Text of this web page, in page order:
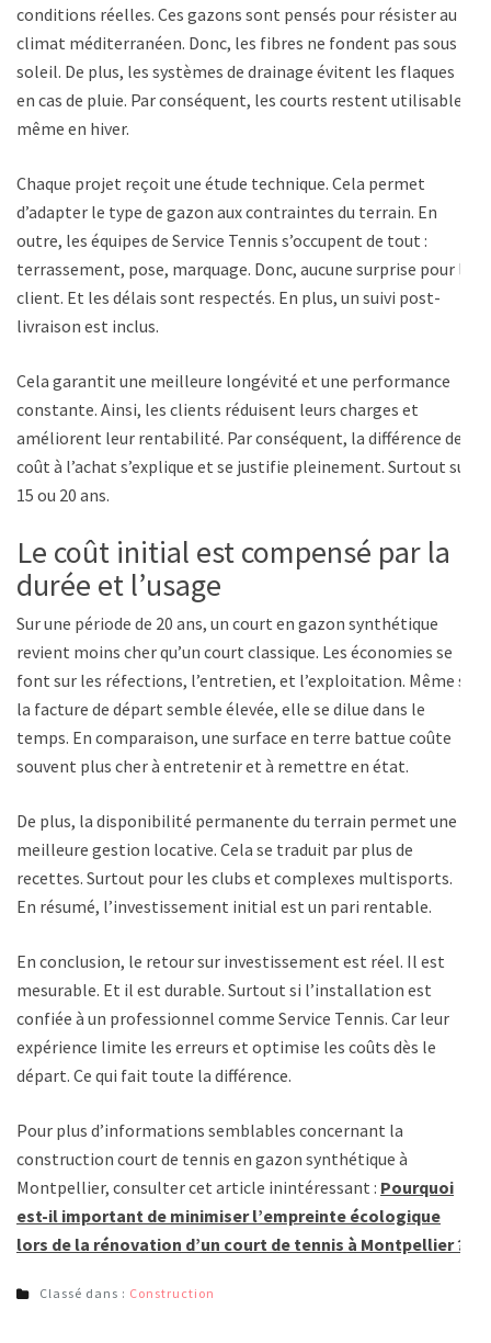
conditions réelles. Ces gazons sont pensés pour résister au
climat méditerranéen. Donc, les fibres ne fondent pas sous le
soleil. De plus, les systèmes de drainage évitent les flaques
en cas de pluie. Par conséquent, les courts restent utilisables
même en hiver.
Chaque projet reçoit une étude technique. Cela permet
d’adapter le type de gazon aux contraintes du terrain. En
outre, les équipes de Service Tennis s’occupent de tout :
terrassement, pose, marquage. Donc, aucune surprise pour le
client. Et les délais sont respectés. En plus, un suivi post-
livraison est inclus.
Cela garantit une meilleure longévité et une performance
constante. Ainsi, les clients réduisent leurs charges et
améliorent leur rentabilité. Par conséquent, la différence de
coût à l’achat s’explique et se justifie pleinement. Surtout sur
15 ou 20 ans.
Le coût initial est compensé par la
durée et l’usage
Sur une période de 20 ans, un court en gazon synthétique
revient moins cher qu’un court classique. Les économies se
font sur les réfections, l’entretien, et l’exploitation. Même si
la facture de départ semble élevée, elle se dilue dans le
temps. En comparaison, une surface en terre battue coûte
souvent plus cher à entretenir et à remettre en état.
De plus, la disponibilité permanente du terrain permet une
meilleure gestion locative. Cela se traduit par plus de
recettes. Surtout pour les clubs et complexes multisports.
En résumé, l’investissement initial est un pari rentable.
En conclusion, le retour sur investissement est réel. Il est
mesurable. Et il est durable. Surtout si l’installation est
confiée à un professionnel comme Service Tennis. Car leur
expérience limite les erreurs et optimise les coûts dès le
départ. Ce qui fait toute la différence.
Pour plus d’informations semblables concernant la
construction court de tennis en gazon synthétique à
Montpellier, consulter cet article inintéressant : Pourquoi
est-il important de minimiser l’empreinte écologique
lors de la rénovation d’un court de tennis à Montpellier ?
Classé dans : Construction